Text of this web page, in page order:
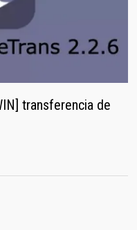
transferencia de